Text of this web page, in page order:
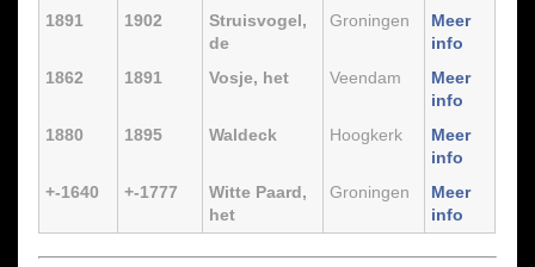
1891
1902
Struisvogel,
de
Groningen
Meer
info
1862
1891 Vosje, het Veendam
Meer
info
1880
1895 Waldeck Hoogkerk
Meer
info
+-1640
+-1777
Witte Paard,
het
Groningen
Meer
info